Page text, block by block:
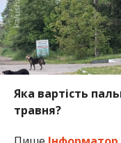
Яка вартість
травня?